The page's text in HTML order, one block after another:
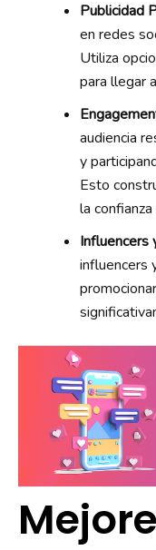
Publicidad
en redes
Utiliza
para llegar
audiencia
y
Esto
la
Influencers
influencers